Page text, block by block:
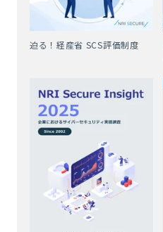
迫る！経産省 SCS評価制度